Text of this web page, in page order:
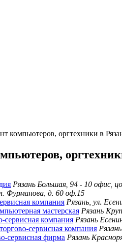
компьютеров, оргтехники в
Рязань Большая, 94 - 10 офис,
Фурманова, д. 60 оф.15
компания Рязань, ул.
мастерская Рязань
сервисная компания Рязань
сервисная компания
сервисная фирма Рязань